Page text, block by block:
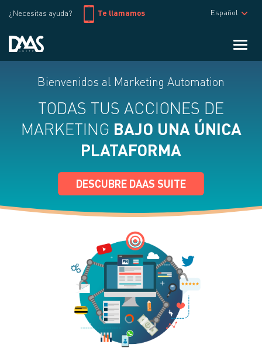
¿Necesitas ayuda? Te llamamos Español
Bienvenidos al Marketing Automation
TODAS TUS ACCIONES DE
MARKETING BAJO UNA ÚNICA
PLATAFORMA
DESCUBRE DAAS SUITE